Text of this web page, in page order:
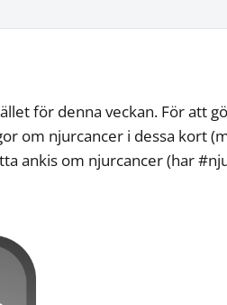
för denna veckan. För att
om njurcancer i dessa kort
ankis om njurcancer (har